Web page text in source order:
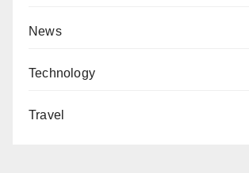
News
Technology
Travel